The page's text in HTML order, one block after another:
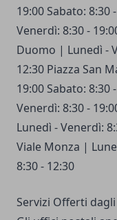
19:00 Sabato:
Venerdì: 8:30 -
Duomo | Lunedì -
12:30 Piazza San
19:00 Sabato:
Venerdì: 8:30 -
Lunedì - Venerdì:
Viale Monza |
8:30 - 12:30
Servizi Offerti